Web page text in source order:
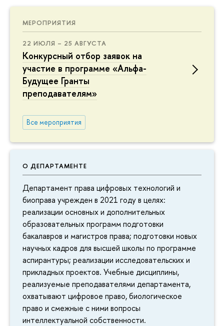
МЕРОПРИЯТИЯ
22 ИЮЛЯ – 25 АВГУСТА
Конкурсный отбор заявок на
участие в программе «Альфа-
Будущее Гранты
преподавателям»
Все мероприятия
О ДЕПАРТАМЕНТЕ
Департамент права цифровых технологий и
биоправа учрежден в 2021 году в целях:
реализации основных и дополнительных
образовательных программ подготовки
бакалавров и магистров права; подготовки новых
научных кадров для высшей школы по программе
аспирантуры; реализации исследовательских и
прикладных проектов. Учебные дисциплины,
реализуемые преподавателями департамента,
охватывают цифровое право, биологическое
право и смежные с ними вопросы
интеллектуальной собственности.